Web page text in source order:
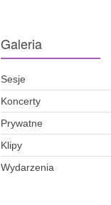
Galeria
Sesje
Koncerty
Prywatne
Klipy
Wydarzenia